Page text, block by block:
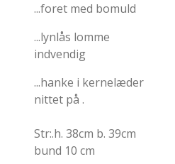
...foret med bomuld
...lynlås lomme
indvendig
...hanke i kernelæder
nittet på .
Str:.h. 38cm b. 39cm
bund 10 cm